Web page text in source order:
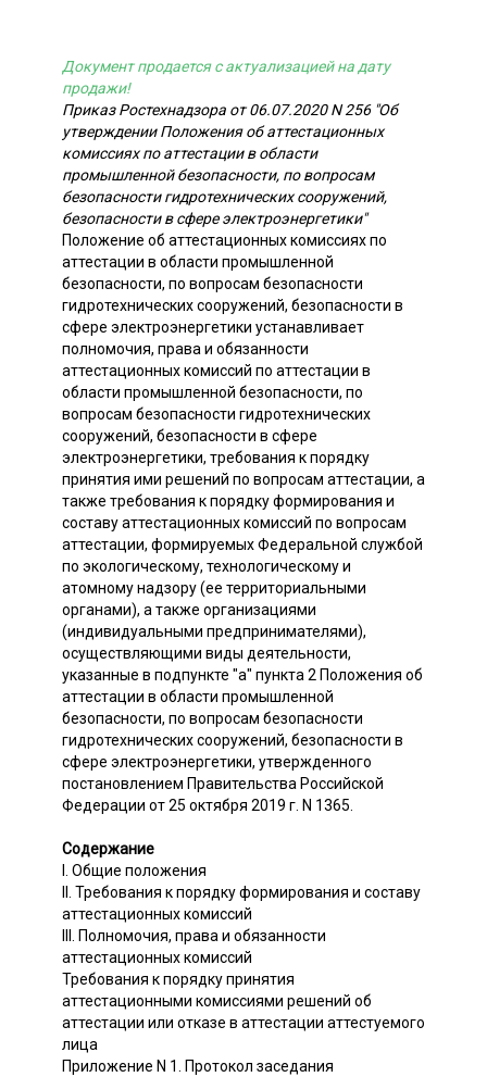
Документ продается с актуализацией на дату
продажи!
Приказ Ростехнадзора от 06.07.2020 N 256 "Об
утверждении Положения об аттестационных
комиссиях по аттестации в области
промышленной безопасности, по вопросам
безопасности гидротехнических сооружений,
безопасности в сфере электроэнергетики"
Положение об аттестационных комиссиях по
аттестации в области промышленной
безопасности, по вопросам безопасности
гидротехнических сооружений, безопасности в
сфере электроэнергетики устанавливает
полномочия, права и обязанности
аттестационных комиссий по аттестации в
области промышленной безопасности, по
вопросам безопасности гидротехнических
сооружений, безопасности в сфере
электроэнергетики, требования к порядку
принятия ими решений по вопросам аттестации, а
также требования к порядку формирования и
составу аттестационных комиссий по вопросам
аттестации, формируемых Федеральной службой
по экологическому, технологическому и
атомному надзору (ее территориальными
органами), а также организациями
(индивидуальными предпринимателями),
осуществляющими виды деятельности,
указанные в подпункте "а" пункта 2 Положения об
аттестации в области промышленной
безопасности, по вопросам безопасности
гидротехнических сооружений, безопасности в
сфере электроэнергетики, утвержденного
постановлением Правительства Российской
Федерации от 25 октября 2019 г. N 1365.
Содержание
I. Общие положения
II. Требования к порядку формирования и составу
аттестационных комиссий
III. Полномочия, права и обязанности
аттестационных комиссий
Требования к порядку принятия
аттестационными комиссиями решений об
аттестации или отказе в аттестации аттестуемого
лица
Приложение N 1. Протокол заседания